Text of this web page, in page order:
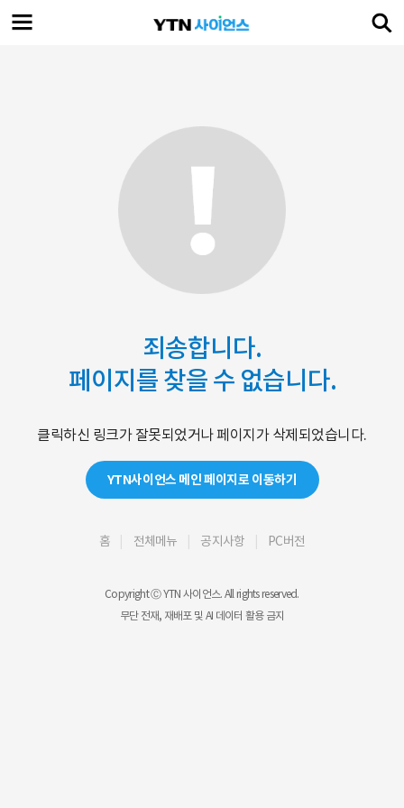
죄송합니다.
페이지를 찾을 수 없습니다.
클릭하신 링크가 잘못되었거나 페이지가 삭제되었습니다.
YTN사이언스 메인 페이지로 이동하기
홈 전체메뉴 공지사항 PC버전
Copyright Ⓒ YTN 사이언스. All rights reserved.
무단 전재, 재배포 및 AI 데이터 활용 금지